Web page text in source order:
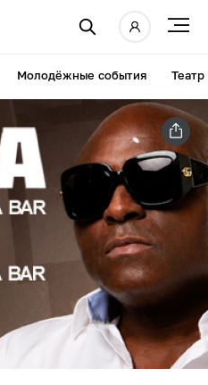
Молодёжные события Театр